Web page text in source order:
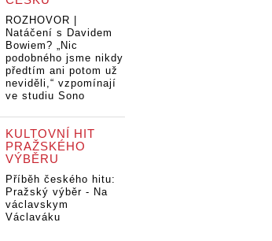
ROZHOVOR |
Natáčení s Davidem
Bowiem? „Nic
podobného jsme nikdy
předtím ani potom už
neviděli,“ vzpomínají
ve studiu Sono
KULTOVNÍ HIT
PRAŽSKÉHO
VÝBĚRU
Příběh českého hitu:
Pražský výběr - Na
václavskym
Václaváku